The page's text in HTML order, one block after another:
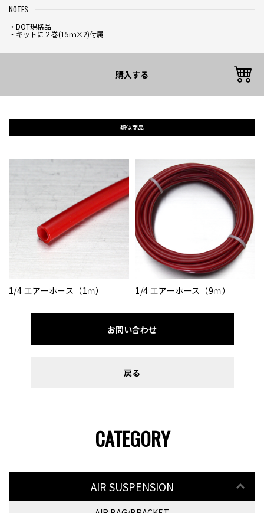
NOTES
・DOT規格品
・キットに２巻(15ｍ×2)付属
購入する
類似商品
1/4 エアーホース（1ｍ） 1/4 エアーホース（9ｍ）
お問い合わせ
戻る
CATEGORY
AIR SUSPENSION